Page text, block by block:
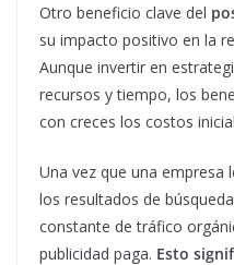
Otro beneficio clave del
su impacto positivo en la
Aunque invertir en
recursos y tiempo, los
con creces los costos
Una vez que una empresa
los resultados de
constante de tráfico
publicidad paga. Esto